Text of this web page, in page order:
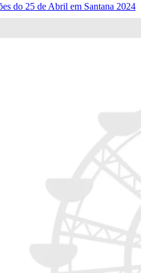
do 25 de Abril em Santana 2024